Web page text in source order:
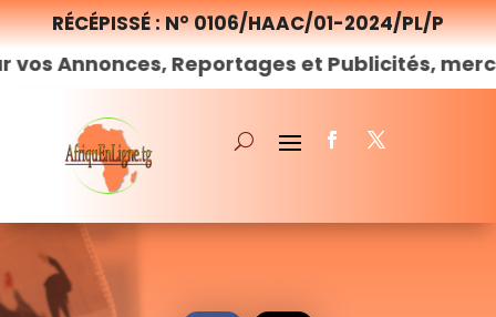
RÉCÉPISSÉ : N° 0106/HAAC/01-2024/PL/P
Reportages et Publicités, merci de